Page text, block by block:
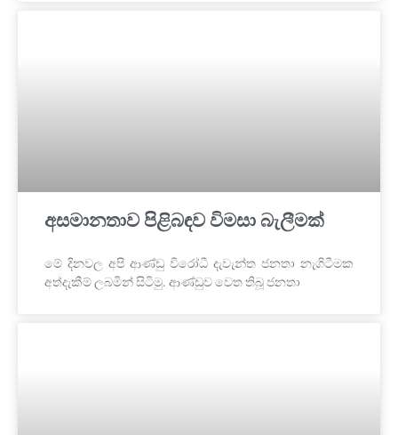
අසමානතාව පිළිබඳව විමසා බැලීමක්
මේ දිනවල අපි ආණ්ඩු විරෝධී දැවැන්ත ජනතා නැගිටීමක
අත්දැකීම් ලබමින් සිටිමු. ආණ්ඩුව වෙත තිබූ ජනතා